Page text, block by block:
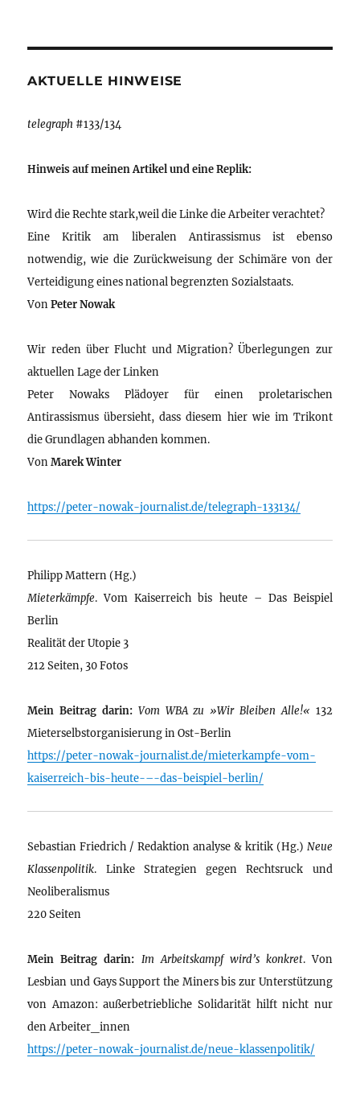
AKTUELLE HINWEISE
telegraph #133/134
Hinweis auf meinen Artikel und eine Replik:
Wird die Rechte stark,weil die Linke die Arbeiter verachtet?
Eine Kritik am liberalen Antirassismus ist ebenso
notwendig, wie die Zurückweisung der Schimäre von der
Verteidigung eines national begrenzten Sozialstaats.
VonPeter Nowak
Wir reden über Flucht und Migration? Überlegungen zur
aktuellen Lage der Linken
Peter Nowaks Plädoyer für einen proletarischen
Antirassismus übersieht, dass diesem hier wie im Trikont
die Grundlagen abhanden kommen.
VonMarek Winter
https://peter-nowak-journalist.de/telegraph-133134/
Philipp Mattern (Hg.)
Mieterkämpfe. Vom Kaiserreich bis heute – Das Beispiel
Berlin
Realität der Utopie 3
212 Seiten, 30 Fotos
Mein Beitrag darin: Vom WBA zu »Wir Bleiben Alle!« 132
Mieterselbstorganisierung in Ost-Berlin
https://peter-nowak-journalist.de/mieterkampfe-vom-
kaiserreich-bis-heute-–-das-beispiel-berlin/
Sebastian Friedrich / Redaktion analyse & kritik (Hg.) Neue
Klassenpolitik. Linke Strategien gegen Rechtsruck und
Neoliberalismus
220 Seiten
Mein Beitrag darin: Im Arbeitskampf wird’s konkret. Von
Lesbian und Gays Support the Miners bis zur Unterstützung
von Amazon: außerbetriebliche Solidarität hilft nicht nur
den Arbeiter_innen
https://peter-nowak-journalist.de/neue-klassenpolitik/